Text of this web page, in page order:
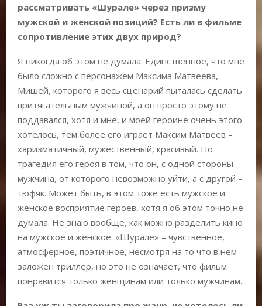
рассматривать «Шурале» через призму
мужской и женской позиций? Есть ли в фильме
сопротивление этих двух природ?
Я никогда об этом не думала. Единственное, что мне
было сложно с персонажем Максима Матвеева,
Мишей, которого я весь сценарий пыталась сделать
притягательным мужчиной, а он просто этому не
поддавался, хотя и мне, и моей героине очень этого
хотелось, тем более его играет Максим Матвеев –
харизматичный, мужественный, красивый. Но
трагедия его героя в том, что он, с одной стороны –
мужчина, от которого невозможно уйти, а с другой –
тюфяк. Может быть, в этом тоже есть мужское и
женское восприятие героев, хотя я об этом точно не
думала. Не знаю вообще, как можно разделить кино
на мужское и женское. «Шурале» – чувственное,
атмосферное, поэтичное, несмотря на то что в нем
заложен триллер, но это не означает, что фильм
понравится только женщинам или только мужчинам.